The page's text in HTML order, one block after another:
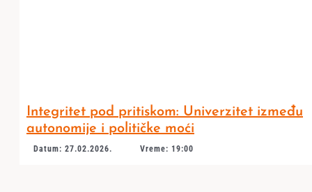
Integritet pod pritiskom: Univerzitet između
autonomije i političke moći
Datum: 27.02.2026. Vreme: 19:00